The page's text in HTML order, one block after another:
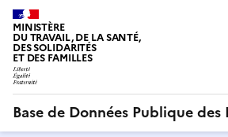
MINISTÈRE
DU TRAVAIL, DE LA SANTÉ,
DES SOLIDARITÉS
ET DES FAMILLES
Base de Données Publique